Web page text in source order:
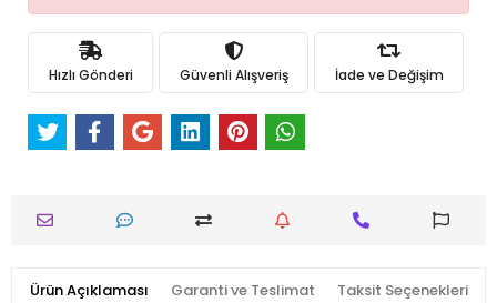
Hızlı Gönderi Güvenli Alışveriş İade ve Değişim
Ürün Açıklaması Garanti ve Teslimat Taksit Seçenekleri